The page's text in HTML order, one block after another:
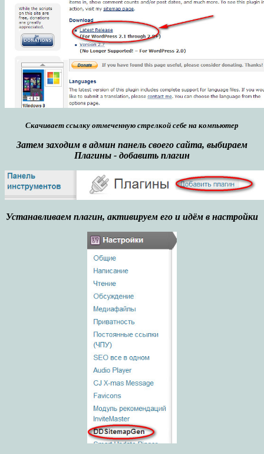
Скачивает ссылку отмеченную стрелкой себе на компьютер
Затем заходим в админ панель своего сайта, выбираем
Плагины - добавить плагин
Устанавливаем плагин, активируем его и идём в настройки